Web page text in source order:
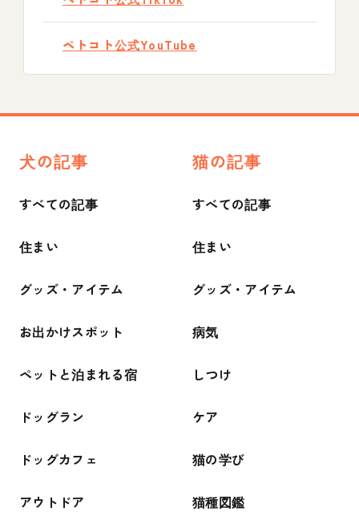
ペトコト公式YouTube
犬の記事
すべての記事
住まい
グッズ・アイテム
お出かけスポット
ペットと泊まれる宿
ドッグラン
ドッグカフェ
アウトドア
猫の記事
すべての記事
住まい
グッズ・アイテム
病気
しつけ
ケア
猫の学び
猫種図鑑